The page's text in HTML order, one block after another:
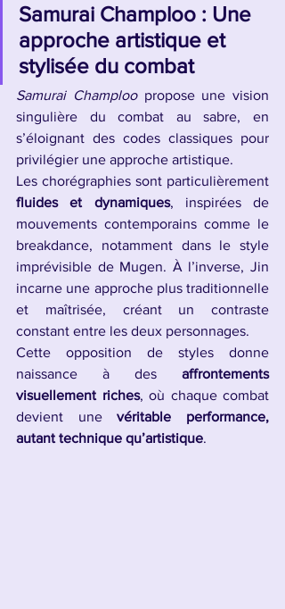
Samurai Champloo : Une
approche artistique et
stylisée du combat
Samurai Champloo propose une vision
singulière du combat au sabre, en
s’éloignant des codes classiques pour
privilégier une approche artistique.
fluides et dynamiques, inspirées de
mouvements contemporains comme le
breakdance, notamment dans le style
imprévisible de Mugen. À l’inverse, Jin
incarne une approche plus traditionnelle
et maîtrisée, créant un contraste
constant entre les deux personnages.
Cette opposition de styles donne
naissance à des affrontements
visuellement riches, où chaque combat
devient une véritable performance,
autant technique qu’artistique.